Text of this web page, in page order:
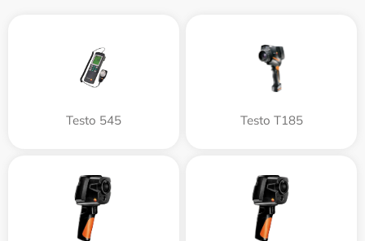
Testo 545 Testo T185